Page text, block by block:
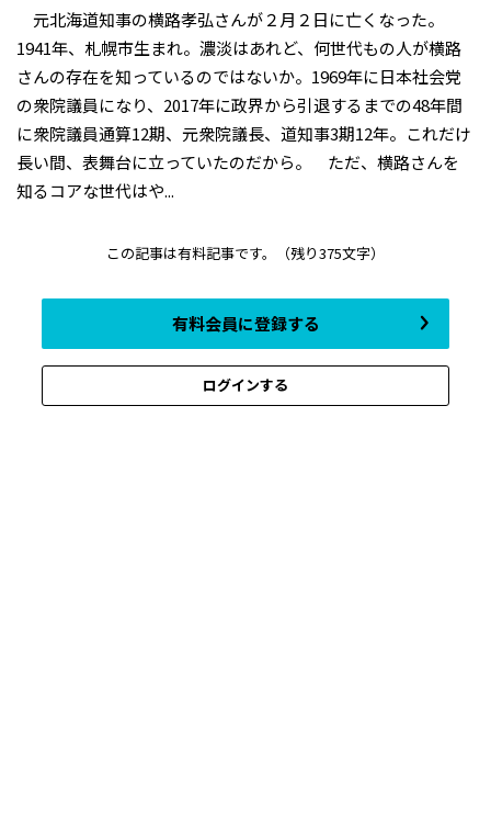
元北海道知事の横路孝弘さんが２月２日に亡くなった。
1941年、札幌市生まれ。濃淡はあれど、何世代もの人が横路
さんの存在を知っているのではないか。1969年に日本社会党
の衆院議員になり、2017年に政界から引退するまでの48年間
に衆院議員通算12期、元衆院議長、道知事3期12年。これだけ
長い間、表舞台に立っていたのだから。 ただ、横路さんを
知るコアな世代はや...
この記事は有料記事です。 （残り375文字）
有料会員に登録する
ログインする